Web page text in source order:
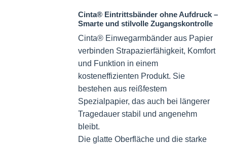
Optionen
können
auf
der
Produktseite
werden
können
auf
der
Cinta® Eintrittsbänder ohne Aufdruck –
Smarte und stilvolle Zugangskontrolle
Cinta® Einwegarmbänder aus Papier
verbinden Strapazierfähigkeit, Komfort
und Funktion in einem
kosteneffizienten Produkt. Sie
bestehen aus reißfestem
Spezialpapier, das auch bei längerer
Tragedauer stabil und angenehm
bleibt.
Die glatte Oberfläche und die starke